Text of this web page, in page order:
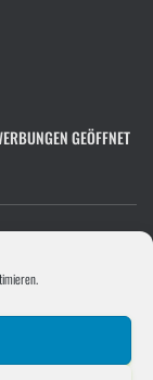
GEÖFFNET